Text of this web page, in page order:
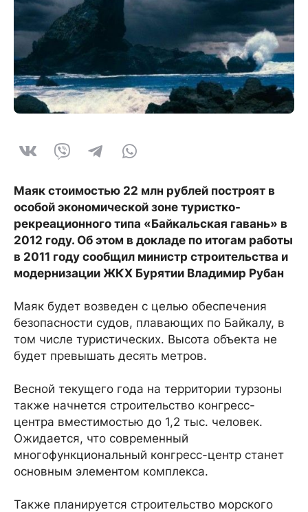
Маяк стоимостью 22 млн рублей построят в
особой экономической зоне туристко-
рекреационного типа «Байкальская гавань» в
2012 году. Об этом в докладе по итогам работы
в 2011 году сообщил министр строительства и
модернизации ЖКХ Бурятии Владимир Рубан
Маяк будет возведен с целью обеспечения
безопасности судов, плавающих по Байкалу, в
том числе туристических. Высота объекта не
будет превышать десять метров.
Весной текущего года на территории турзоны
также начнется строительство конгресс-
центра вместимостью до 1,2 тыс. человек.
Ожидается, что современный
многофункциональный конгресс-центр станет
основным элементом комплекса.
Также планируется строительство морского